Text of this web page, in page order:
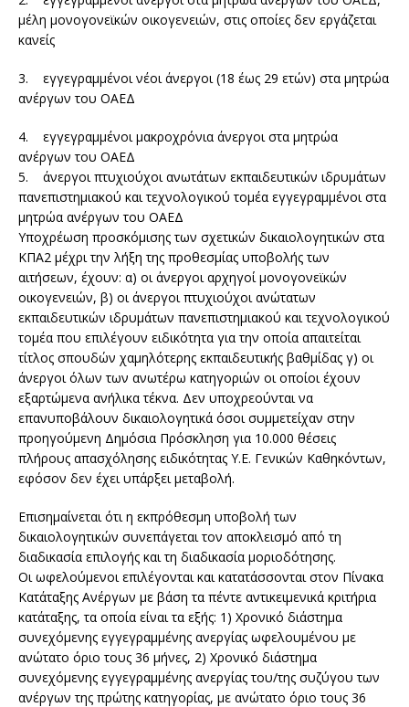
μέλη μονογονεϊκών οικογενειών, στις οποίες δεν εργάζεται
κανείς
3. εγγεγραμμένοι νέοι άνεργοι (18 έως 29 ετών) στα μητρώα
ανέργων του ΟΑΕΔ
4. εγγεγραμμένοι μακροχρόνια άνεργοι στα μητρώα
ανέργων του ΟΑΕΔ
5. άνεργοι πτυχιούχοι ανωτάτων εκπαιδευτικών ιδρυμάτων
πανεπιστημιακού και τεχνολογικού τομέα εγγεγραμμένοι στα
μητρώα ανέργων του ΟΑΕΔ
Υποχρέωση προσκόμισης των σχετικών δικαιολογητικών στα
ΚΠΑ2 μέχρι την λήξη της προθεσμίας υποβολής των
αιτήσεων, έχουν: α) οι άνεργοι αρχηγοί μονογονεϊκών
οικογενειών, β) οι άνεργοι πτυχιούχοι ανώτατων
εκπαιδευτικών ιδρυμάτων πανεπιστημιακού και τεχνολογικού
τομέα που επιλέγουν ειδικότητα για την οποία απαιτείται
τίτλος σπουδών χαμηλότερης εκπαιδευτικής βαθμίδας γ) οι
άνεργοι όλων των ανωτέρω κατηγοριών οι οποίοι έχουν
εξαρτώμενα ανήλικα τέκνα. Δεν υποχρεούνται να
επανυποβάλουν δικαιολογητικά όσοι συμμετείχαν στην
προηγούμενη Δημόσια Πρόσκληση για 10.000 θέσεις
πλήρους απασχόλησης ειδικότητας Υ.Ε. Γενικών Καθηκόντων,
εφόσον δεν έχει υπάρξει μεταβολή.
Επισημαίνεται ότι η εκπρόθεσμη υποβολή των
δικαιολογητικών συνεπάγεται τον αποκλεισμό από τη
διαδικασία επιλογής και τη διαδικασία μοριοδότησης.
Οι ωφελούμενοι επιλέγονται και κατατάσσονται στον Πίνακα
Κατάταξης Ανέργων με βάση τα πέντε αντικειμενικά κριτήρια
κατάταξης, τα οποία είναι τα εξής: 1) Χρονικό διάστημα
συνεχόμενης εγγεγραμμένης ανεργίας ωφελουμένου με
ανώτατο όριο τους 36 μήνες, 2) Χρονικό διάστημα
συνεχόμενης εγγεγραμμένης ανεργίας του/της συζύγου των
ανέργων της πρώτης κατηγορίας, με ανώτατο όριο τους 36